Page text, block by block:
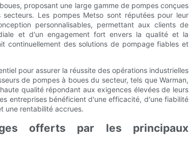
proposant une large gamme de pompes conçues
Les pompes Metso sont réputées pour leur
personnalisables, permettant aux clients de
et d'un engagement fort envers la qualité et la
continuellement des solutions de pompage fiables et
pour assurer la réussite des opérations industrielles
de pompes à boues du secteur, tels que Warman,
qualité répondant aux exigences élevées de leurs
entreprises bénéficient d'une efficacité, d'une fiabilité
une rentabilité accrues.
offerts par les principaux